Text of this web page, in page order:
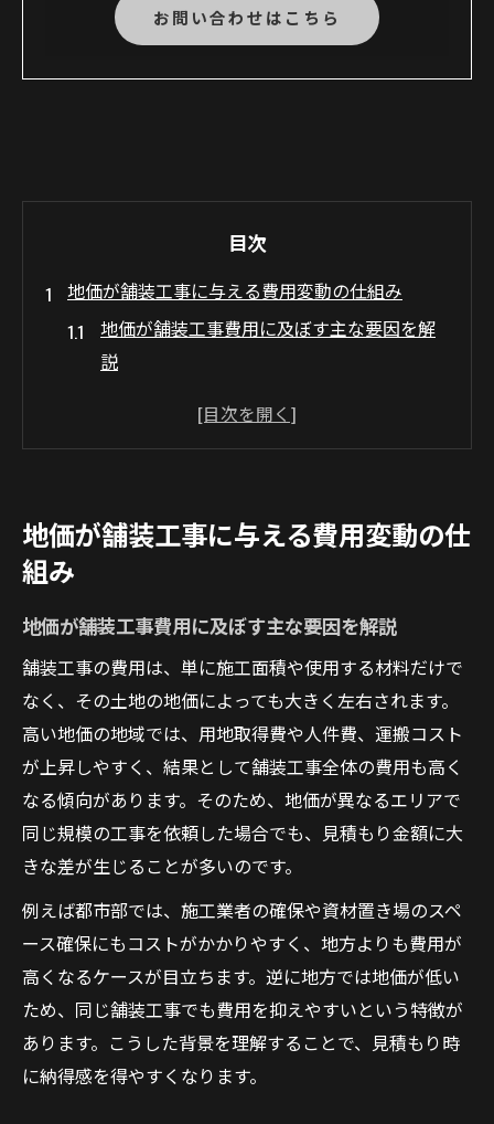
お問い合わせはこちら
目次
地価が舗装工事に与える費用変動の仕組み
地価が舗装工事費用に及ぼす主な要因を解
説
舗装工事の費用変動と地価の密接な関係と
態
例
舗装工事の単価と地価の関係性を基礎から
解説
地価が変わると舗装工事単価はどうなるの
か
舗装工事における単価表と地価の見方のポ
イント
舗装工事費用を決める地価と単価の基礎知
識
地価が高い地域での舗装工事単価の注意点
アスファルト舗装費用における地価の影響点
アスファルト舗装工事費用に地価が与える
影響
地価が舗装工事に与える費用変動の仕
組み
地価が舗装工事費用に及ぼす主な要因を解説
舗装工事の費用は、単に施工面積や使用する材料だけで
なく、その土地の地価によっても大きく左右されます。
高い地価の地域では、用地取得費や人件費、運搬コスト
が上昇しやすく、結果として舗装工事全体の費用も高く
なる傾向があります。そのため、地価が異なるエリアで
同じ規模の工事を依頼した場合でも、見積もり金額に大
きな差が生じることが多いのです。
例えば都市部では、施工業者の確保や資材置き場のスペ
ース確保にもコストがかかりやすく、地方よりも費用が
高くなるケースが目立ちます。逆に地方では地価が低い
ため、同じ舗装工事でも費用を抑えやすいという特徴が
あります。こうした背景を理解することで、見積もり時
に納得感を得やすくなります。